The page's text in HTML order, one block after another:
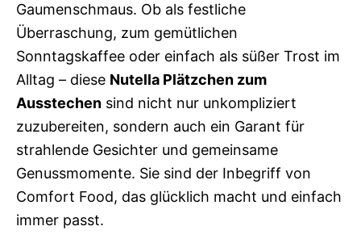
Gaumenschmaus. Ob als festliche
Überraschung, zum gemütlichen
Sonntagskaffee oder einfach als süßer Trost im
Alltag – diese Nutella Plätzchen zum
Ausstechen sind nicht nur unkompliziert
zuzubereiten, sondern auch ein Garant für
strahlende Gesichter und gemeinsame
Genussmomente. Sie sind der Inbegriff von
Comfort Food, das glücklich macht und einfach
immer passt.